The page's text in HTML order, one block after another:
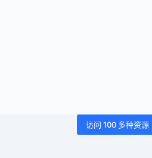
访问 100 多种资源